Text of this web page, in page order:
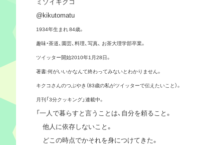
@kikutomatu
1934年生まれ 84歳。
趣味・茶道、園芸、料理、写真、 お茶大理学部卒業。
ツイッター開始2010年1月28日。
著書:何がいいかなんて終わってみないとわかりません。
キクコさんのつぶやき（83歳の私がツイッターで伝えたいこと）。
月刊「3分クッキング」連載中。
「一人で暮らすと言うことは、自分を頼ること。
他人に依存しないこと。
どこの時点でかそれを身につけてきた。